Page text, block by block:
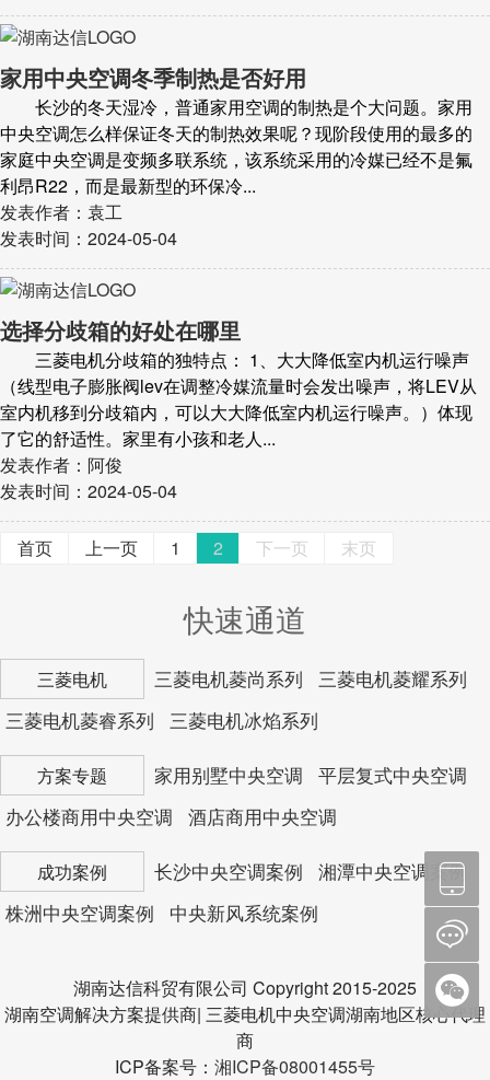
家用中央空调冬季制热是否好用
长沙的冬天湿冷，普通家用空调的制热是个大问题。家用
中央空调怎么样保证冬天的制热效果呢？现阶段使用的最多的
家庭中央空调是变频多联系统，该系统采用的冷媒已经不是氟
利昂R22，而是最新型的环保冷...
发表作者：袁工
发表时间：2024-05-04
选择分歧箱的好处在哪里
三菱电机分歧箱的独特点： 1、大大降低室内机运行噪声
（线型电子膨胀阀lev在调整冷媒流量时会发出噪声，将LEV从
室内机移到分歧箱内，可以大大降低室内机运行噪声。）体现
了它的舒适性。家里有小孩和老人...
发表作者：阿俊
发表时间：2024-05-04
首页 上一页 1 2 下一页 末页
快速通道
三菱电机 三菱电机菱尚系列
三菱电机菱耀系列
三菱电机菱睿系列
三菱电机冰焰系列
方案专题 家用别墅中央空调
平层复式中央空调
办公楼商用中央空调
酒店商用中央空调
成功案例 长沙中央空调案例
湘潭中央空调案例
株洲中央空调案例
中央新风系统案例
湖南达信科贸有限公司 Copyright 2015-2025
湖南空调解决方案提供商| 三菱电机中央空调湖南地区核心代理
商
ICP备案号： 湘ICP备08001455号